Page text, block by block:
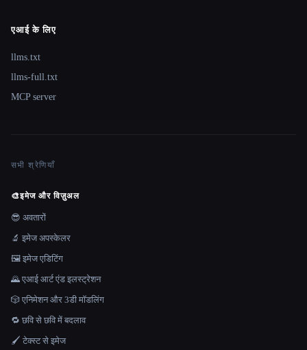
एआई के लिए
llms.txt
llms-full.txt
MCP server
सभी श्रेणियाँ
🎨इमेज और विज़ुअल
😎 अवतारों
🔬 इमेज अपस्केलर
🖼️ इमेज एडिटिंग
🌄 एआई आर्ट एंड इलस्ट्रेशन
🎲 एनिमेशन और 3डी मॉडलिंग
🔁 छवि से छवि में बदलाव
🖌️ टेक्स्ट से इमेज